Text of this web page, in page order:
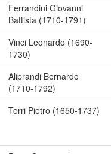
Ferrandini Giovanni
Battista (1710-1791)
Vinci Leonardo (1690-
1730)
Aliprandi Bernardo
(1710-1792)
Torri Pietro (1650-1737)